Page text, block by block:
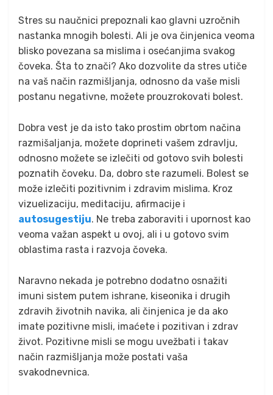
Stres su naučnici prepoznali kao glavni uzročnih
nastanka mnogih bolesti. Ali je ova činjenica veoma
blisko povezana sa mislima i osećanjima svakog
čoveka. Šta to znači? Ako dozvolite da stres utiče
na vaš način razmišljanja, odnosno da vaše misli
postanu negativne, možete prouzrokovati bolest.
Dobra vest je da isto tako prostim obrtom načina
razmišaljanja, možete doprineti vašem zdravlju,
odnosno možete se izlečiti od gotovo svih bolesti
poznatih čoveku. Da, dobro ste razumeli. Bolest se
može izlečiti pozitivnim i zdravim mislima. Kroz
vizuelizaciju, meditaciju, afirmacije i
autosugestiju. Ne treba zaboraviti i upornost kao
veoma važan aspekt u ovoj, ali i u gotovo svim
oblastima rasta i razvoja čoveka.
Naravno nekada je potrebno dodatno osnažiti
imuni sistem putem ishrane, kiseonika i drugih
zdravih životnih navika, ali činjenica je da ako
imate pozitivne misli, imaćete i pozitivan i zdrav
život. Pozitivne misli se mogu uvežbati i takav
način razmišljanja može postati vaša
svakodnevnica.